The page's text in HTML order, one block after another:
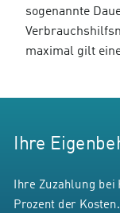
sogenannte
maximal gilt
Ihre
Ihre Zuzahlung
Prozent der